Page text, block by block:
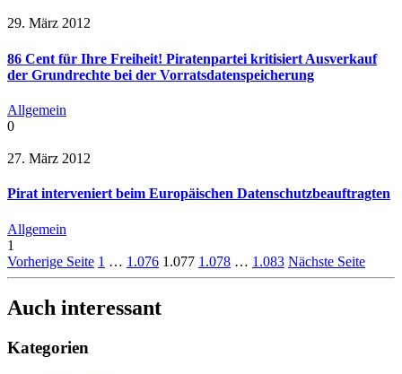
29. März 2012
86 Cent für Ihre Freiheit! Piratenpartei kritisiert Ausverkauf
der Grundrechte bei der Vorratsdatenspeicherung
Allgemein
0
27. März 2012
Pirat interveniert beim Europäischen Datenschutzbeauftragten
Allgemein
1
Vorherige Seite 1 … 1.076 1.077 1.078 … 1.083 Nächste Seite
Auch interessant
Kategorien